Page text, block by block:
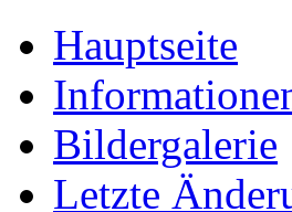
Hauptseite
Bildergalerie
Letzte